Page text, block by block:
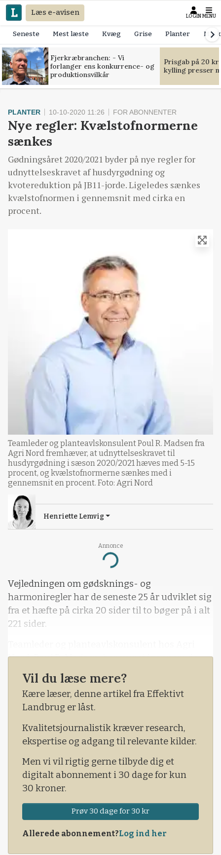
Læs e-avisen LOGIN MENU
Seneste Mest læste Kvæg Grise Planter
Fjerkræbranchen: - Vi
forlanger ens konkurrence- og
produktionsvilkår
Prisgab på 20
kylling presser
Annonce
Loading...
PLANTER 10-10-2020 11:26 FOR ABONNENTER
Nye regler: Kvælstofnormerne
sænkes
Gødningsåret 2020/2021 byder på nye regler for
udnyttelseskravet af husdyrgødning og
kvotereduktion på JB11-jorde. Ligeledes sænkes
kvælstofnormen i gennemsnit med cirka en
procent.
Teamleder og planteavlskonsulent Poul R. Madsen fra
Agri Nord fremhæver, at udnyttelseskravet til
husdyrgødning i sæson 2020/2021 hæves med 5-15
procent, og kvælstofnormerne sænkes med i
gennemsnit en procent. Foto: Agri Nord
Henriette Lemvig
Vejledningen om gødsknings- og
harmoniregler har de seneste 25 år udviklet sig
fra et hæfte på cirka 20 sider til to bøger på i alt
221 sider.
Nord, Poul R. Madsen, har været igennem de
mange sider og fundet de seneste
regelændringer.
Vil du læse mere?
Kære læser, denne artikel fra Effektivt
Landbrug er låst.
Kvalitetsjournalistik kræver research,
ekspertise og adgang til relevante kilder.
Men vi vil rigtig gerne tilbyde dig et
digitalt abonnement i 30 dage for kun
30 kroner.
Prøv 30 dage for 30 kr
Allerede abonnement?Log ind her